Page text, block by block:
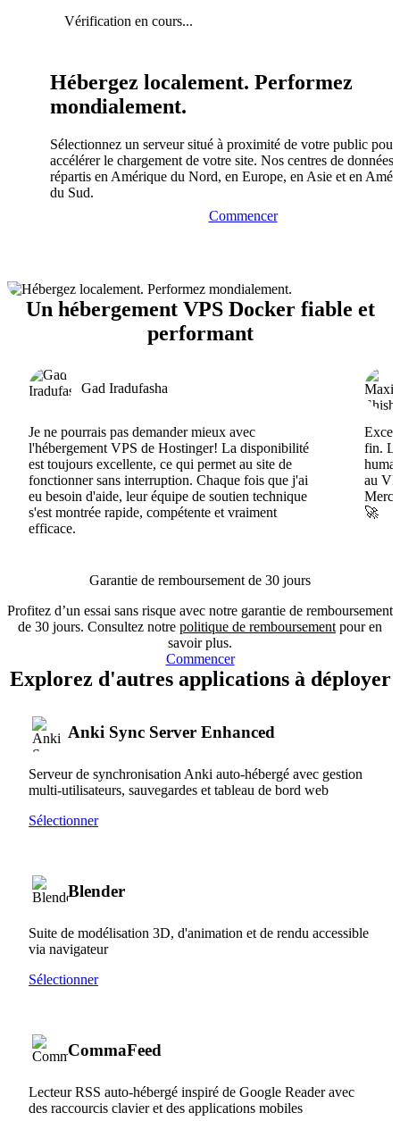
Vérification en cours...
Hébergez localement. Performez
mondialement.
Sélectionnez un serveur situé à proximité de votre public pour
accélérer le chargement de votre site. Nos centres de données
répartis en Amérique du Nord, en Europe, en Asie et en
du Sud.
Commencer
Un hébergement VPS Docker fiable et
performant
Gad Iradufasha
Je ne pourrais pas demander mieux avec
l'hébergement VPS de Hostinger! La disponibilité
est toujours excellente, ce qui permet au site de
fonctionner sans interruption. Chaque fois que j'ai
eu besoin d'aide, leur équipe de soutien technique
s'est montrée rapide, compétente et vraiment
efficace.
fin.
au
Merci
🚀
Garantie de remboursement de 30 jours
Profitez d’un essai sans risque avec notre garantie de remboursement
de 30 jours. Consultez notre politique de remboursement pour en
savoir plus.
Commencer
Explorez d'autres applications à déployer
Anki Sync Server Enhanced
Serveur de synchronisation Anki auto-hébergé avec gestion
multi-utilisateurs, sauvegardes et tableau de bord web
Sélectionner
Blender
Suite de modélisation 3D, d'animation et de rendu accessible
via navigateur
Sélectionner
CommaFeed
Lecteur RSS auto-hébergé inspiré de Google Reader avec
des raccourcis clavier et des applications mobiles